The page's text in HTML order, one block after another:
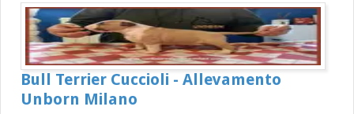
Bull Terrier Cuccioli - Allevamento
Unborn Milano